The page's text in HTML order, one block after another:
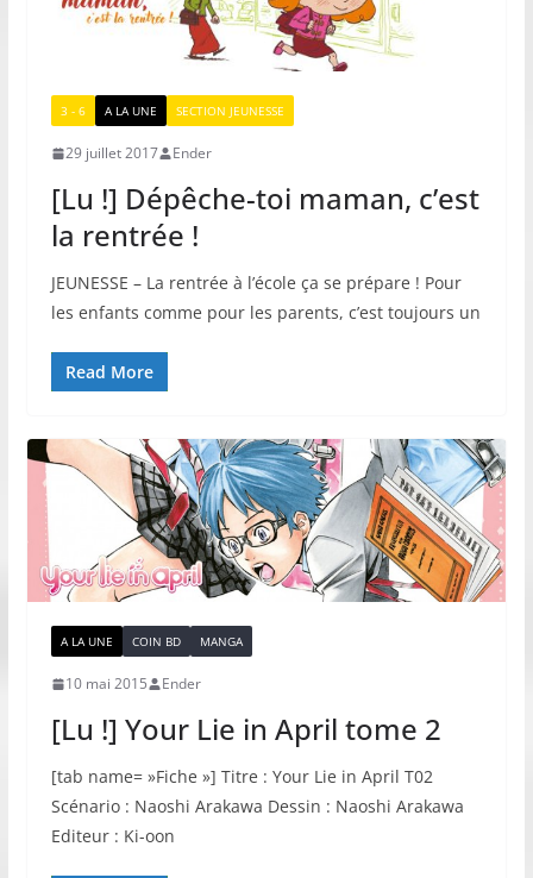
3 - 6 A LA UNE SECTION JEUNESSE
29 juillet 2017 Ender
[Lu !] Dépêche-toi maman, c’est
la rentrée !
JEUNESSE – La rentrée à l’école ça se prépare ! Pour
les enfants comme pour les parents, c’est toujours un
Read More
A LA UNE COIN BD MANGA
10 mai 2015 Ender
[Lu !] Your Lie in April tome 2
[tab name= »Fiche »] Titre : Your Lie in April T02
Scénario : Naoshi Arakawa Dessin : Naoshi Arakawa
Editeur : Ki-oon